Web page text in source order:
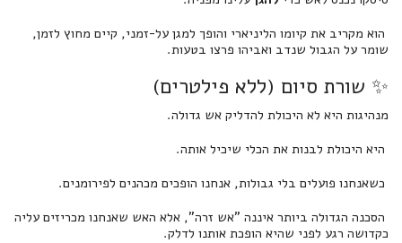
הוא מקריב את קיומו הליניארי והופך למגן על-זמני, קיים מחוץ לזמן,
שומר על הגבול שנדב ואביהו פרצו בטעות.
✨ שורת סיום (ללא פילטרים)
מנהיגות היא לא היכולת להדליק אש גדולה.
היא היכולת לבנות את הכלי שיכיל אותה.
כשאנחנו פועלים בלי גבולות, אנחנו הופכים מכהנים לפירומנים.
הסכנה הגדולה ביותר איננה "אש זרה", אלא האש שאנחנו מכריזים עליה
כקדושה רגע לפני שהיא הופכת אותנו לדלק.